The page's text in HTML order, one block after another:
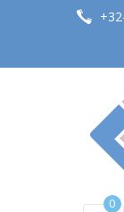
Tools and products0